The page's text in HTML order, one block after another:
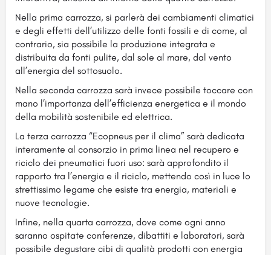
Nella prima carrozza, si parlerà dei cambiamenti climatici
e degli effetti dell’utilizzo delle fonti fossili e di come, al
contrario, sia possibile la produzione integrata e
distribuita da fonti pulite, dal sole al mare, dal vento
all’energia del sottosuolo.
Nella seconda carrozza sarà invece possibile toccare con
mano l’importanza dell’efficienza energetica e il mondo
della mobilità sostenibile ed elettrica.
La terza carrozza “Ecopneus per il clima” sarà dedicata
interamente al consorzio in prima linea nel recupero e
riciclo dei pneumatici fuori uso: sarà approfondito il
rapporto tra l’energia e il riciclo, mettendo così in luce lo
strettissimo legame che esiste tra energia, materiali e
nuove tecnologie.
Infine, nella quarta carrozza, dove come ogni anno
saranno ospitate conferenze, dibattiti e laboratori, sarà
possibile degustare cibi di qualità prodotti con energia